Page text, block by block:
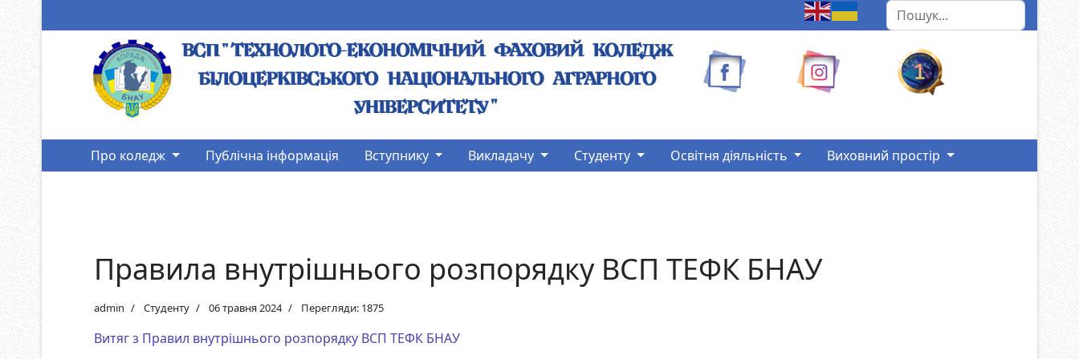
Пошук
Про коледж Публічна інформація Вступнику Викладачу Студенту Освітня діяльність Виховний простір
Правила внутрішнього розпорядку ВСП ТЕФК БНАУ
admin Студенту 06 травня 2024 Перегляди: 1875
Витяг з Правил внутрішнього розпорядку ВСП ТЕФК БНАУ